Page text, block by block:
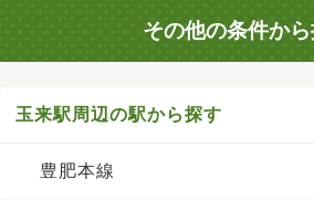
その他の条件か
玉来駅周辺の駅から探す
豊肥本線